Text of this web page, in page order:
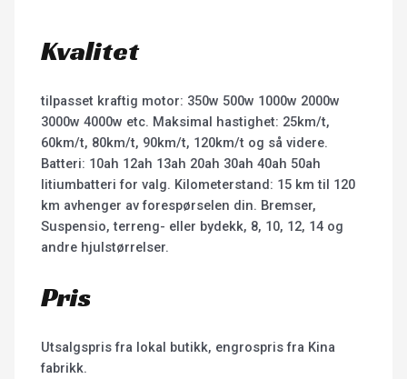
Kvalitet
tilpasset kraftig motor: 350w 500w 1000w 2000w
3000w 4000w etc. Maksimal hastighet: 25km/t,
60km/t, 80km/t, 90km/t, 120km/t og så videre.
Batteri: 10ah 12ah 13ah 20ah 30ah 40ah 50ah
litiumbatteri for valg. Kilometerstand: 15 km til 120
km avhenger av forespørselen din. Bremser,
Suspensio, terreng- eller bydekk, 8, 10, 12, 14 og
andre hjulstørrelser.
Pris
Utsalgspris fra lokal butikk, engrospris fra Kina
fabrikk.